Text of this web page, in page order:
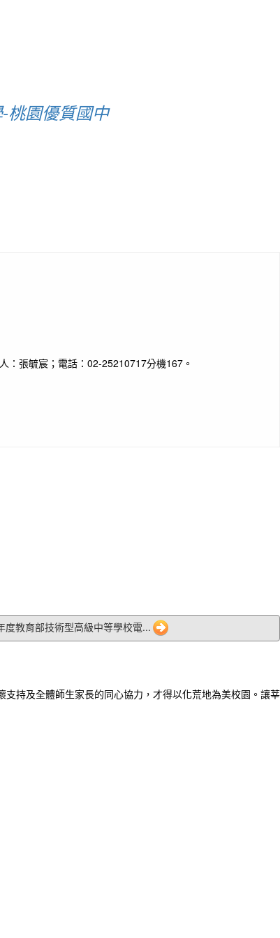
桃園優質國中
：張毓宸；電話：02-25210717分機167。
度教育部技術型高級中等學校電...
持及全體師生家長的同心協力，才得以化荒地為美校園。讓莘